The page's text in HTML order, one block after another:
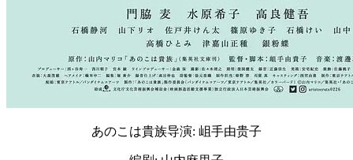
あのこは貴族导演: 岨手由贵子